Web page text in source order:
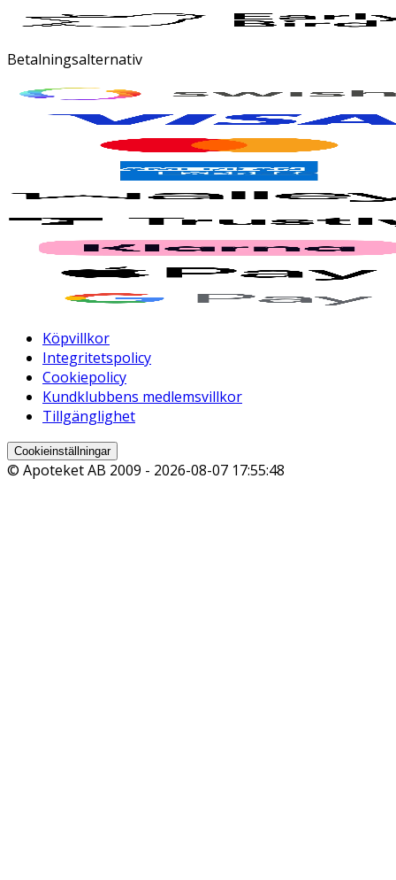
Betalningsalternativ
Köpvillkor
Integritetspolicy
Cookiepolicy
Kundklubbens medlemsvillkor
Tillgänglighet
Cookieinställningar
© Apoteket AB 2009 - 2026-08-07 17:55:48